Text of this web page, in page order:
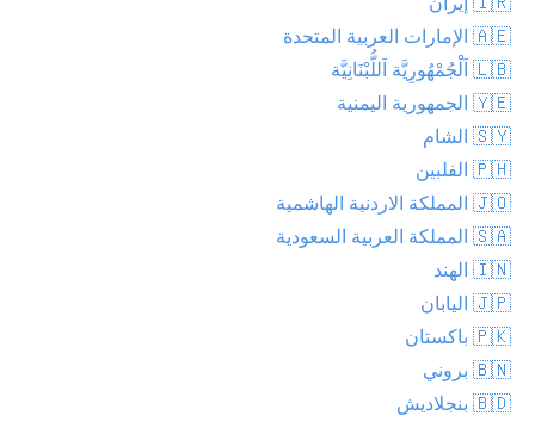
🇦🇪 الإمارات العربية المتحدة
🇱🇧 اَلْجُمْهُورِيَّة اَللُّبْنَانِيَّة
🇾🇪 الجمهورية اليمنية
🇸🇾 الشام
🇵🇭 الفلبين
🇯🇴 المملكة الاردنية الهاشمية
🇸🇦 المملكة العربية السعودية
🇮🇳 الهند
🇯🇵 اليابان
🇵🇰 باكستان
🇧🇳 بروني
🇧🇩 بنجلاديش